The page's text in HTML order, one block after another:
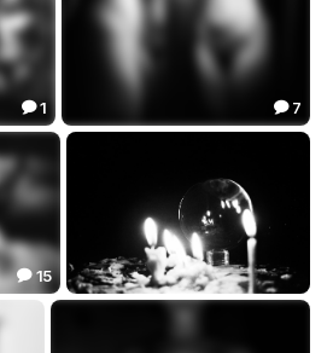
 1
Мим .
 7
 15
Хрустальный шар